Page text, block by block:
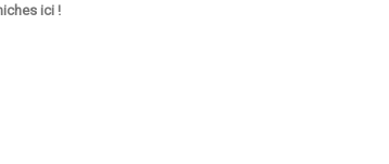
ici !